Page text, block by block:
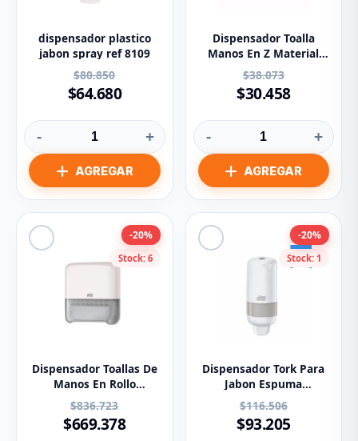
dispensador plastico
jabon spray ref 8109
$80.850
$64.680
- +
Dispensador Toalla
Manos En Z Material
ABS Blanco
$38.073
$30.458
- +
Stock: 6
-20%
Dispensador Toallas De
Manos En Rollo
Autocorte Tork
Ref:83962
$836.723
$669.378
Stock: 1
-20%
Dispensador Tork Para
Jabon Espuma
83530/203165
$116.506
$93.205